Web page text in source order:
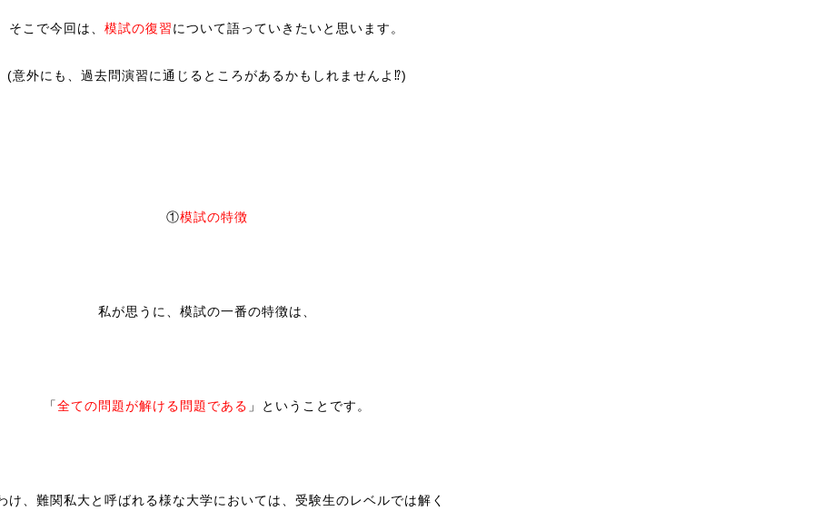
そこで今回は、 模試の復習について語っていきたいと思います。
(意外にも、過去問演習に通じるところがあるかもしれませんよ⁉)
①模試の特徴
私が思うに、模試の一番の特徴は、
「全ての問題が解ける問題である 」ということです。
け、難関私大と呼ばれる様な大学においては、受験生のレベルでは解く